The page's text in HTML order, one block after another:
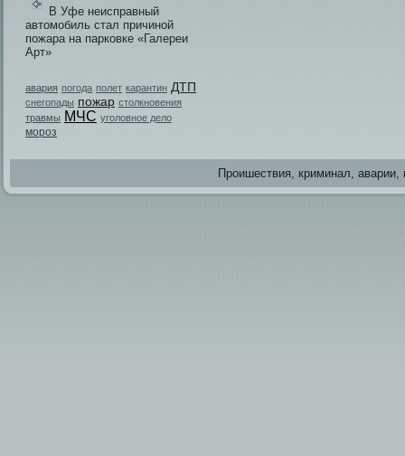
В Уфе неисправный
автомобиль стал причиной
пожара на парковке «Галереи
Арт»
авария погода полет карантин ДТП
снегопады пожар столкновения
травмы МЧС уголовное дело
мороз
Проишестви­я, криминал,